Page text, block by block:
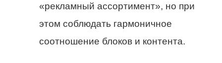
«рекламный ассортимент», но при
этом соблюдать гармоничное
соотношение блоков и контента.